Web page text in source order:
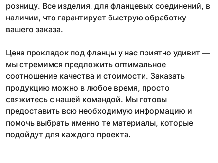
розницу. Все изделия, для фланцевых соединений, в
наличии, что гарантирует быструю обработку
вашего заказа.
Цена прокладок под фланцы у нас приятно удивит —
мы стремимся предложить оптимальное
соотношение качества и стоимости. Заказать
продукцию можно в любое время, просто
свяжитесь с нашей командой. Мы готовы
предоставить всю необходимую информацию и
помочь выбрать именно те материалы, которые
подойдут для каждого проекта.